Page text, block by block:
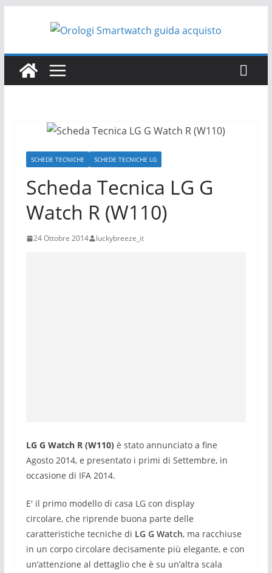
SCHEDE TECNICHE SCHEDE TECNICHE LG
Scheda Tecnica LG G
Watch R (W110)
24 Ottobre 2014 luckybreeze_it
LG G Watch R (W110) è stato annunciato a fine
Agosto 2014, e presentato i primi di Settembre, in
occasione di IFA 2014.
E' il primo modello di casa LG con display
circolare, che riprende buona parte delle
caratteristiche tecniche di LG G Watch, ma racchiuse
in un corpo circolare decisamente più elegante, e con
un’attenzione al dettaglio che è su un’altra scala